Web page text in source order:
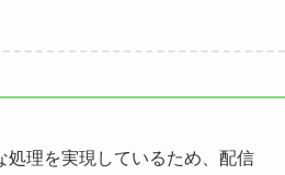
理を実現しているため、配信